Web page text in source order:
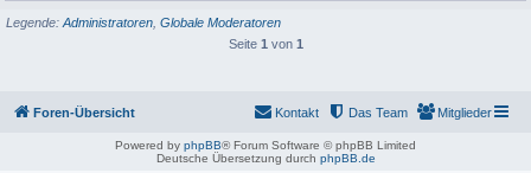
Legende: Administratoren Globale Moderatoren
Seite 1 von 1
Foren-Übersicht Mitglieder
Das Team
Kontakt
Powered by phpBB® Forum Software © phpBB Limited
Deutsche Übersetzung durch phpBB.de